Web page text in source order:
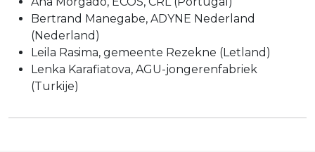
Bertrand Manegabe, ADYNE Nederland
(Nederland)
Leila Rasima, gemeente Rezekne (Letland)
Lenka Karafiatova, AGU-jongerenfabriek
(Turkije)